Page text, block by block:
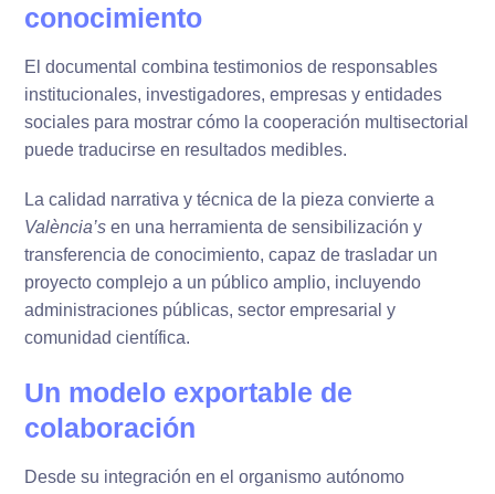
conocimiento
El documental combina testimonios de responsables
institucionales, investigadores, empresas y entidades
sociales para mostrar cómo la cooperación multisectorial
puede traducirse en resultados medibles.
La calidad narrativa y técnica de la pieza convierte a
València’s en una herramienta de sensibilización y
transferencia de conocimiento, capaz de trasladar un
proyecto complejo a un público amplio, incluyendo
administraciones públicas, sector empresarial y
comunidad científica.
Un modelo exportable de
colaboración
Desde su integración en el organismo autónomo